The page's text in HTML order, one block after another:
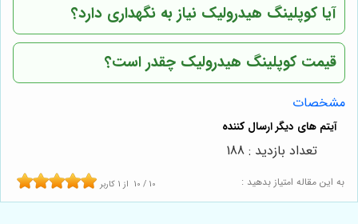
آیا کوپلینگ هیدرولیک نیاز به نگهداری دارد؟
قیمت کوپلینگ هیدرولیک چقدر است؟
مشخصات
به این مقاله امتیاز بدهید : 10 / 10 از 1 کاربر
تعداد بازدید : 188